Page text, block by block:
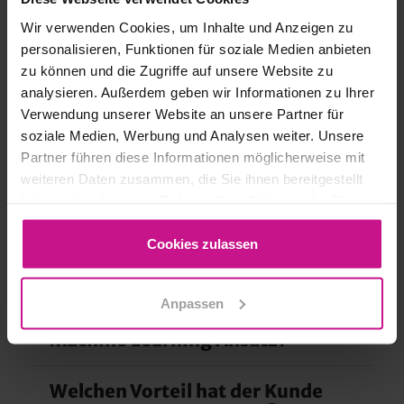
Wir verwenden Cookies, um Inhalte und Anzeigen zu
personalisieren, Funktionen für soziale Medien anbieten
zu können und die Zugriffe auf unsere Website zu
analysieren. Außerdem geben wir Informationen zu Ihrer
Verwendung unserer Website an unsere Partner für
soziale Medien, Werbung und Analysen weiter. Unsere
Partner führen diese Informationen möglicherweise mit
weiteren Daten zusammen, die Sie ihnen bereitgestellt
gesammelt haben.
Cookies zulassen
Anpassen
trainiert. Wenn nicht anders möglich, ist
ein Training auf Basis von 100 % normal-
Beispielen möglich.
Je nach Ausprägung von Anomalien ist
eine mittlere bis gute
Erkennungsgenauigkeit möglich.
Häufig gestellte Fragen (FAQs)
Was ist der Unterschied
zwischen klassischer
Bildverarbeitung und dem
Machine Learning Ansatz?
In der klassischen Bildverarbeitung bestimmt der
Welchen Vorteil hat der Kunde